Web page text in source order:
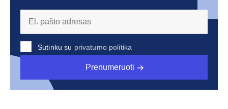
Sutinku su privatumo politika
Prenumeruoti